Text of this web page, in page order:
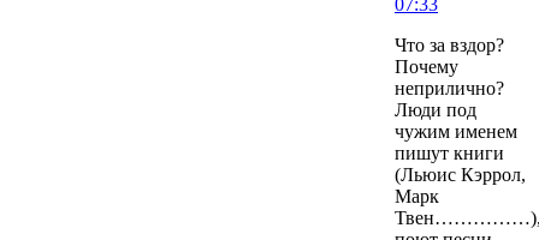
Что за вздор?
Почему
неприлично?
Люди под
чужим именем
пишут книги
(Льюис Кэррол,
Марк